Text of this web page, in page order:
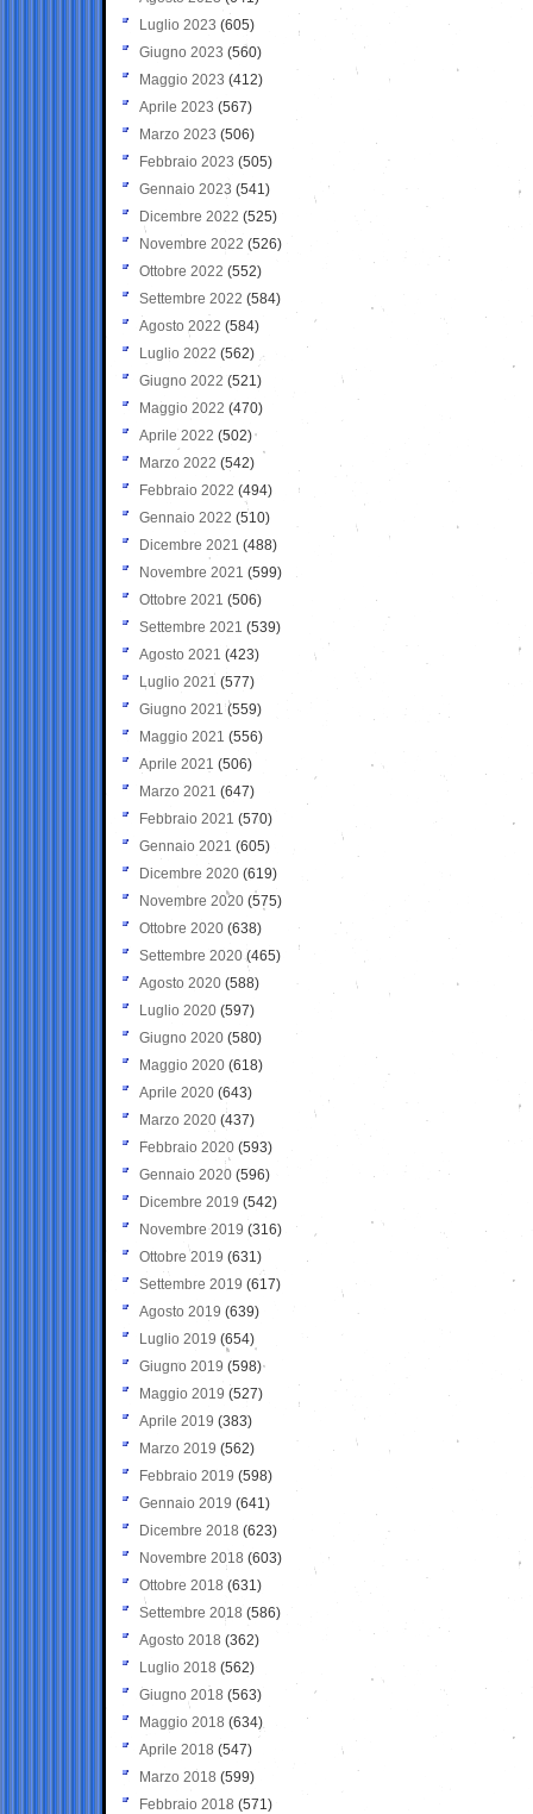
Luglio 2023 (605)
Giugno 2023 (560)
Maggio 2023 (412)
Aprile 2023 (567)
Marzo 2023 (506)
Febbraio 2023 (505)
Gennaio 2023 (541)
Dicembre 2022 (525)
Novembre 2022 (526)
Ottobre 2022 (552)
Settembre 2022 (584)
Agosto 2022 (584)
Luglio 2022 (562)
Giugno 2022 (521)
Maggio 2022 (470)
Aprile 2022 (502)
Marzo 2022 (542)
Febbraio 2022 (494)
Gennaio 2022 (510)
Dicembre 2021 (488)
Novembre 2021 (599)
Ottobre 2021 (506)
Settembre 2021 (539)
Agosto 2021 (423)
Luglio 2021 (577)
Giugno 2021(559)
Maggio 2021 (556)
Aprile 2021 (506)
Marzo 2021 (647)
Febbraio 2021 (570)
Gennaio 2021 (605)
Dicembre 2020 (619)
Novembre 2020 (575)
Ottobre 2020 (638)
Settembre 2020(465)
Agosto 2020 (588)
Luglio 2020 (597)
Giugno 2020 (580)
Maggio 2020 (618)
Aprile 2020 (643)
Marzo 2020 (437)
Febbraio 2020 (593)
Gennaio 2020 (596)
Dicembre 2019 (542)
Novembre 2019 (316)
Ottobre 2019 (631)
Settembre 2019 (617)
Agosto 2019 (639)
Luglio 2019 (654)
Giugno 2019 (598)
Maggio 2019 (527)
Aprile 2019 (383)
Marzo 2019 (562)
Febbraio 2019 (598)
Gennaio 2019 (641)
Dicembre 2018 (623)
Novembre 2018 (603)
Ottobre 2018 (631)
Settembre 2018 (586)
Agosto 2018 (362)
Luglio 2018 (562)
Giugno 2018 (563)
Maggio 2018 (634)
Aprile 2018 (547)
Marzo 2018 (599)
Febbraio 2018 (571)